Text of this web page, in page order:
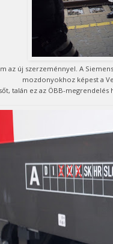
az új szerzeménnyel. A
mozdonyokhoz képest a
sőt, talán ez az ÖBB-